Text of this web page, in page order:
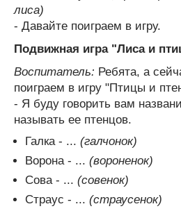
лиса)
- Давайте поиграем в игру.
Подвижная игра "Лиса и
Воспитатель: Ребята, а
поиграем в игру "Птицы и
- Я буду говорить вам
называть ее птенцов.
Галка - ... (галчонок)
Ворона - ... (вороненок)
Сова - ... (совенок)
Страус - ... (страусенок)